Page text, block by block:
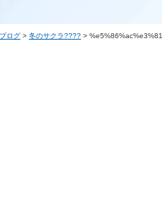
ブログ > 冬のサクラ???? >